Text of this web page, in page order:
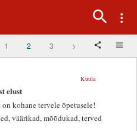
1 2 3 >
Kuula
elust
on kohane tervele õpetusele!
väärikad, mõõdukad, terved